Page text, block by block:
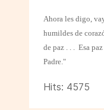
Ahora les digo,
humildes de
de paz . . . Esa
Padre."
Hits: 4575